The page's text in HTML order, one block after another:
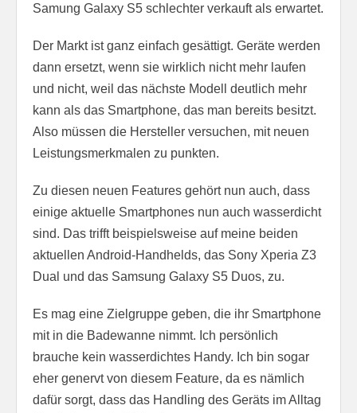
Samung Galaxy S5 schlechter verkauft als erwartet.
Der Markt ist ganz einfach gesättigt. Geräte werden
dann ersetzt, wenn sie wirklich nicht mehr laufen
und nicht, weil das nächste Modell deutlich mehr
kann als das Smartphone, das man bereits besitzt.
Also müssen die Hersteller versuchen, mit neuen
Leistungsmerkmalen zu punkten.
Zu diesen neuen Features gehört nun auch, dass
einige aktuelle Smartphones nun auch wasserdicht
sind. Das trifft beispielsweise auf meine beiden
aktuellen Android-Handhelds, das Sony Xperia Z3
Dual und das Samsung Galaxy S5 Duos, zu.
Es mag eine Zielgruppe geben, die ihr Smartphone
mit in die Badewanne nimmt. Ich persönlich
brauche kein wasserdichtes Handy. Ich bin sogar
eher genervt von diesem Feature, da es nämlich
dafür sorgt, dass das Handling des Geräts im Alltag